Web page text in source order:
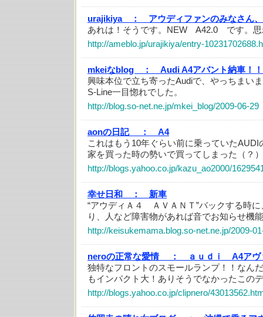
urajikiya ：
アウディファンのみなさん
あれは！そうです。NEW A42.0 です。思
http://ameblo.jp/urajikiya/entry-
mkeiなblog ：
Audi A4アバント納車！！
興味本位で立ち寄ったAudiで、やっちまい
S-Line一目惚れでした。
http://blog.so-net.ne.jp/mkei_blog/2009-06-29
aonの日記 ：
A4
これはもう10年ぐらい前に乗っていたAUDI
家を買った時の勢いで買ってしまった（？
http://blogs.yahoo.co.jp/kazu_ao2000/
幸せ日和 ：
新車
“アウディＡ４ ＡＶＡＮＴ”バックする時
り、人など障害物があれば音でお知らせ機
http://keisukemama.blog.so-net.ne.jp/2009-
neroの正常な愛情 ：
ａｕｄｉ A4アヴ
独特なフロントのスモールランプ！！なん
もインパクト大！ありそうでなかったこの
http://blogs.yahoo.co.jp/clipnero/